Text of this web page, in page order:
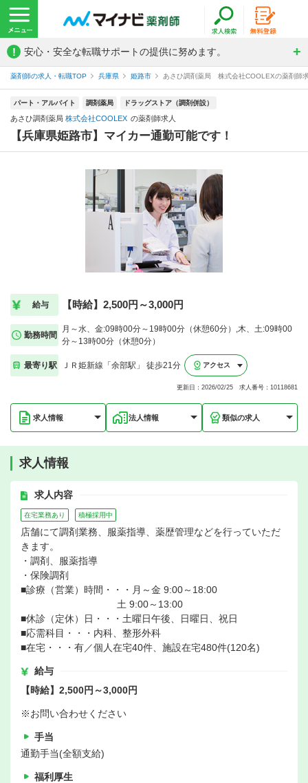
! 安心・安全な転職サポートの提供に努めます。
薬剤師の求人・転職TOP 兵庫県 姫路市 あさひ調剤薬局 株式会社COOLEXの薬剤師
パート・アルバイト 調剤薬局 ドラッグストア（調剤併設）
あさひ調剤薬局 株式会社COOLEX の薬剤師求人
【兵庫県姫路市】マイカー通勤可能です！
給与 【時給】2,500円～3,000円
勤務時間
月～水、金:09時00分～19時00分（休憩60分）,木、土:09時00
分～13時00分（休憩0分）
最寄り駅 ＪＲ姫新線「余部駅」 徒歩21分 アクセス
更新日：2026/02/25 求人番号：10118681
求人情報 法人情報 類似の求人
求人情報
求人内容
在宅業務あり 積極採用中
店舗にて調剤業務、服薬指導、薬歴管理などを行っていただ
きます。
・調剤、服薬指導
・保険調剤
■診療（営業）時間・・・月～金 9:00～18:00
土 9:00～13:00
■休診（定休）日・・・土曜日午後、日曜日、祝日
■応需科目・・・内科、整形外科
■在宅・・・有／個人在宅40件、施設在宅480件(120名)
給与
【時給】2,500円～3,000円
※お問い合わせください
手当
通勤手当(全額支給)
福利厚生